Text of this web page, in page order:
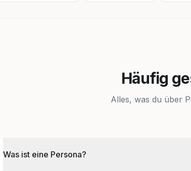
Häufig
Alles, was du über
Was ist eine Persona?